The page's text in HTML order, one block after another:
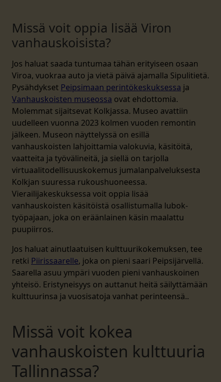
Missä voit oppia lisää Viron
vanhauskoisista?
Jos haluat saada tuntumaa tähän erityiseen osaan
Viroa, vuokraa auto ja vietä päivä ajamalla Sipulitietä.
Pysähdykset Peipsimaan perintökeskuksessa ja
Vanhauskoisten museossa ovat ehdottomia.
Molemmat sijaitsevat Kolkjassa. Museo avattiin
uudelleen vuonna 2023 kolmen vuoden remontin
jälkeen. Museon näyttelyssä on esillä
vanhauskoisten lahjoittamia valokuvia, käsitöitä,
vaatteita ja työvälineitä, ja siellä on tarjolla
virtuaalitodellisuuskokemus jumalanpalveluksesta
Kolkjan suuressa rukoushuoneessa.
Vierailijakeskuksessa voit oppia lisää
vanhauskoisten käsitöistä osallistumalla lubok-
työpajaan, joka on eräänlainen käsin maalattu
puupiirros.
Jos haluat ainutlaatuisen kulttuurikokemuksen, tee
retki Piirissaarelle, joka on pieni saari Peipsijärvellä.
Saarella asuu ympäri vuoden pieni vanhauskoinen
yhteisö. Eristyneisyys on auttanut heitä säilyttämään
kulttuurinsa ja vuosisatoja vanhat perinteensä..
Missä voit kokea
vanhauskoisten kulttuuria
Tallinnassa?